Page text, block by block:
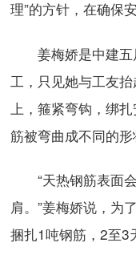
理”的方针，在确保
姜梅娇是中建五
工，只见她与工友
上，箍紧弯钩，绑
筋被弯曲成不同的形
“天热钢筋表面会
肩。”姜梅娇说，为
捆扎1吨钢筋，2至3